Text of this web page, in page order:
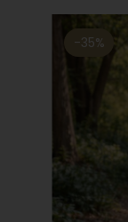
-35%